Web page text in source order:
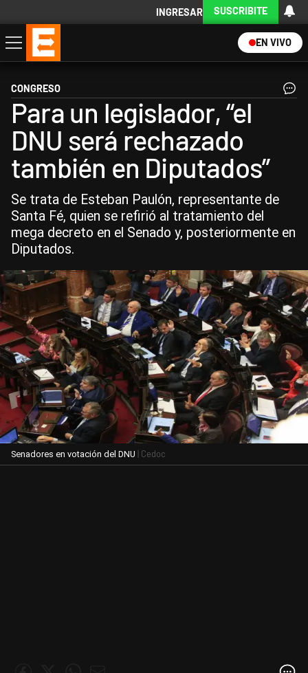
INGRESAR SUSCRIBITE
EN VIVO
Economía
Política
Internacional
Actualidad
Descargá la App
CONGRESO
Para un legislador, “el
DNU será rechazado
también en Diputados”
Se trata de Esteban Paulón, representante de
Santa Fé, quien se refirió al tratamiento del
mega decreto en el Senado y, posteriormente en
Diputados.
Senadores en votación del DNU | Cedoc